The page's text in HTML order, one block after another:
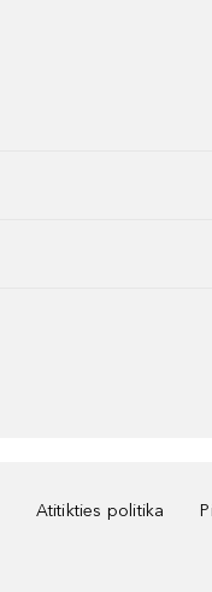
Atitikties politika